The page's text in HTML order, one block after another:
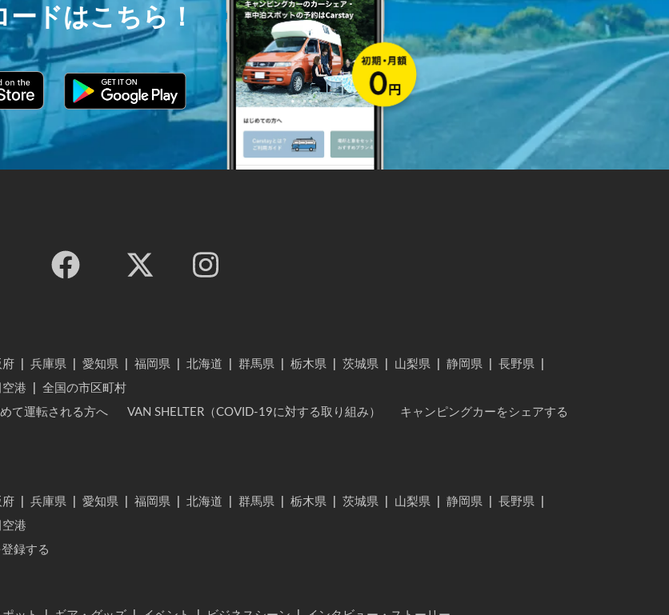
ードはこちら！
府 兵庫県 愛知県 福岡県 北海道 群馬県 栃木県 茨城県 山梨県 静岡県 長野県
港
全国の市区町村
て運転される方へ VAN SHELTER（COVID-19に対する取り組み）
キャンピングカーをシェアする
府 兵庫県 愛知県 福岡県 北海道 群馬県 栃木県 茨城県 山梨県 静岡県 長野県
港
録する